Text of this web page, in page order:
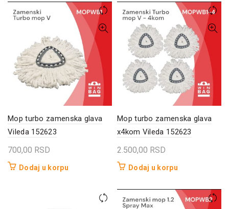
Mop turbo zamenska glava
Vileda 152623
700,00 RSD
Dodaj u korpu
Mop turbo zamenska glava
x4kom Vileda 152623
2.500,00 RSD
Dodaj u korpu